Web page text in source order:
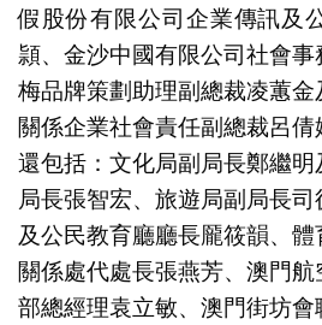
假股份有限公司企業傳訊及
頴、金沙中國有限公司社會
梅品牌策劃助理副總裁凌蕙
關係企業社會責任副總裁呂
還包括：文化局副局長鄭繼明
局長張智宏、旅遊局副局長
及公民教育廳廳長龎筱韻、
關係處代處長張燕芳、澳門
部總經理袁立敏、澳門街坊